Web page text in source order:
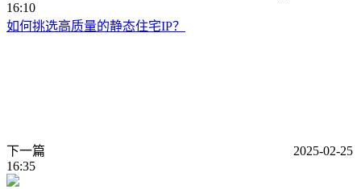
16:10
如何挑选高质量的静态住宅IP？
下一篇
2025-02-25
16:35